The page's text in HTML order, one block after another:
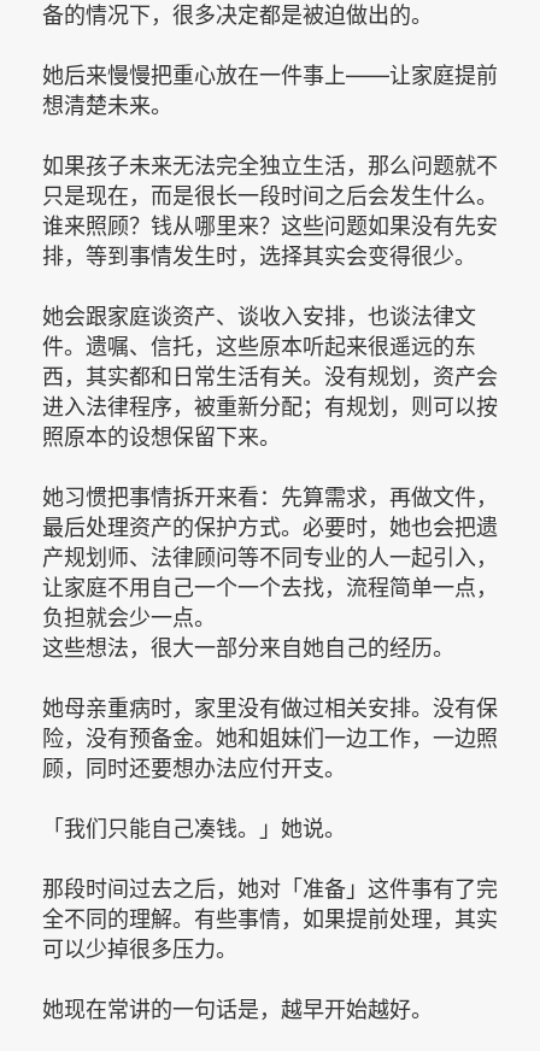
备的情况下，很多决定都是被迫做出的。
她后来慢慢把重心放在一件事上——让家庭提前
想清楚未来。
如果孩子未来无法完全独立生活，那么问题就不
只是现在，而是很长一段时间之后会发生什么。
谁来照顾？钱从哪里来？这些问题如果没有先安
排，等到事情发生时，选择其实会变得很少。
她会跟家庭谈资产、谈收入安排，也谈法律文
件。遗嘱、信托，这些原本听起来很遥远的东
西，其实都和日常生活有关。没有规划，资产会
进入法律程序，被重新分配；有规划，则可以按
照原本的设想保留下来。
她习惯把事情拆开来看：先算需求，再做文件，
最后处理资产的保护方式。必要时，她也会把遗
产规划师、法律顾问等不同专业的人一起引入，
让家庭不用自己一个一个去找，流程简单一点，
负担就会少一点。
这些想法，很大一部分来自她自己的经历。
她母亲重病时，家里没有做过相关安排。没有保
险，没有预备金。她和姐妹们一边工作，一边照
顾，同时还要想办法应付开支。
「我们只能自己凑钱。」她说。
那段时间过去之后，她对「准备」这件事有了完
全不同的理解。有些事情，如果提前处理，其实
可以少掉很多压力。
她现在常讲的一句话是，越早开始越好。